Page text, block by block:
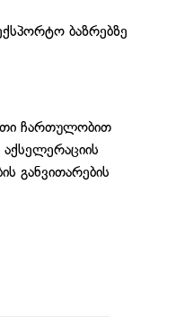
ბაზრებზე
ჩართულობით
აქსელერაციის
განვითარების